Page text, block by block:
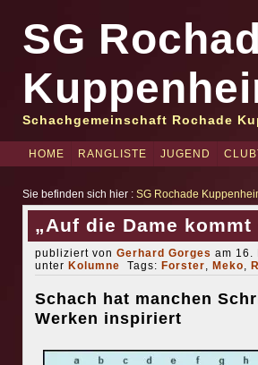
SG
Schachgemeinschaft Rochade
HOME RANGLISTE JUGEND
Sie befinden sich hier : SG Rochade
„Auf die Dame kommt
publiziert von Gerhard Gorges am 16.
unter Kolumne Tags: Forster, Meko,
Schach hat manchen
Werken inspiriert